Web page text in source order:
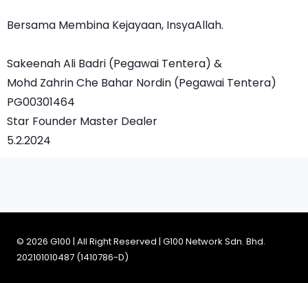
Bersama Membina Kejayaan, InsyaAllah.
Sakeenah Ali Badri (Pegawai Tentera) &
Mohd Zahrin Che Bahar Nordin (Pegawai Tentera)
PG00301464
Star Founder Master Dealer
5.2.2024
© 2026 G100 | All Right Reserved | G100 Network Sdn. Bhd.
202101010487 (1410786-D)